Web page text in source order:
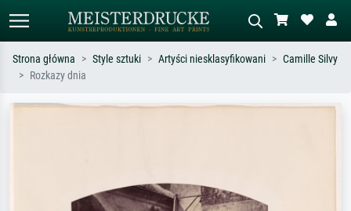
Strona główna Style sztuki Artyści niesklasyfikowani
Camille Silvy
Rozkazy dnia